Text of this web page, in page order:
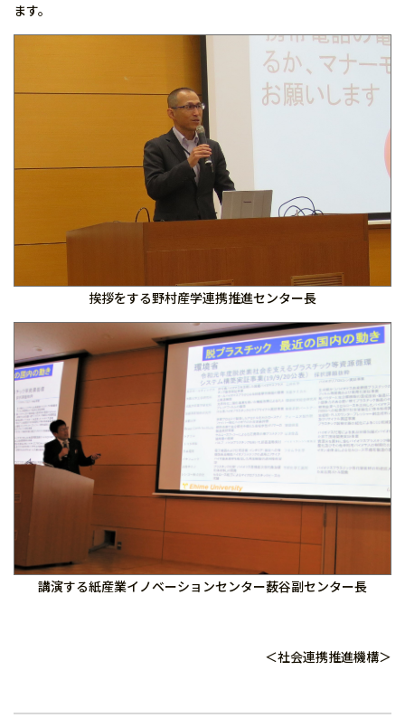
ます。
挨拶をする野村産学連携推進センター長
講演する紙産業イノベーションセンター薮谷副センター長
＜社会連携推進機構＞